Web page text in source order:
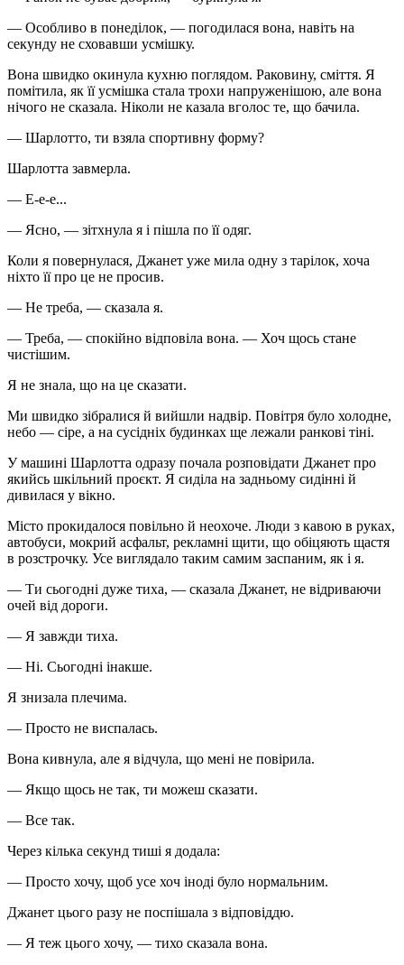
— Особливо в понеділок, — погодилася вона, навіть на
секунду не сховавши усмішку.
Вона швидко окинула кухню поглядом. Раковину, сміття. Я
помітила, як її усмішка стала трохи напруженішою, але вона
нічого не сказала. Ніколи не казала вголос те, що бачила.
— Шарлотто, ти взяла спортивну форму?
Шарлотта завмерла.
— Е-е-е...
— Ясно, — зітхнула я і пішла по її одяг.
Коли я повернулася, Джанет уже мила одну з тарілок, хоча
ніхто її про це не просив.
— Не треба, — сказала я.
— Треба, — спокійно відповіла вона. — Хоч щось стане
чистішим.
Я не знала, що на це сказати.
Ми швидко зібралися й вийшли надвір. Повітря було холодне,
небо — сіре, а на сусідніх будинках ще лежали ранкові тіні.
У машині Шарлотта одразу почала розповідати Джанет про
якийсь шкільний проєкт. Я сиділа на задньому сидінні й
дивилася у вікно.
Місто прокидалося повільно й неохоче. Люди з кавою в руках,
автобуси, мокрий асфальт, рекламні щити, що обіцяють щастя
в розстрочку. Усе виглядало таким самим заспаним, як і я.
— Ти сьогодні дуже тиха, — сказала Джанет, не відриваючи
очей від дороги.
— Я завжди тиха.
— Ні. Сьогодні інакше.
Я знизала плечима.
— Просто не виспалась.
Вона кивнула, але я відчула, що мені не повірила.
— Якщо щось не так, ти можеш сказати.
— Все так.
Через кілька секунд тиші я додала:
— Просто хочу, щоб усе хоч іноді було нормальним.
Джанет цього разу не поспішала з відповіддю.
— Я теж цього хочу, — тихо сказала вона.